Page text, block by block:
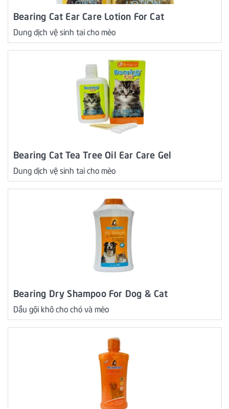
Bearing Cat Ear Care Lotion For Cat
Dung dịch vệ sinh tai cho mèo
Bearing Cat Tea Tree Oil Ear Care Gel
Dung dịch vệ sinh tai cho mèo
Bearing Dry Shampoo For Dog & Cat
Dầu gội khô cho chó và mèo